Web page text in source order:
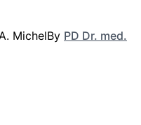
By PD Dr. med.